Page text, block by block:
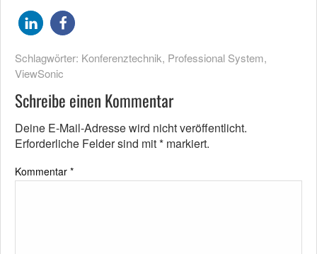
Schlagwörter: Konferenztechnik, Professional System,
ViewSonic
Schreibe einen Kommentar
Deine E-Mail-Adresse wird nicht veröffentlicht.
Erforderliche Felder sind mit* markiert.
Kommentar *